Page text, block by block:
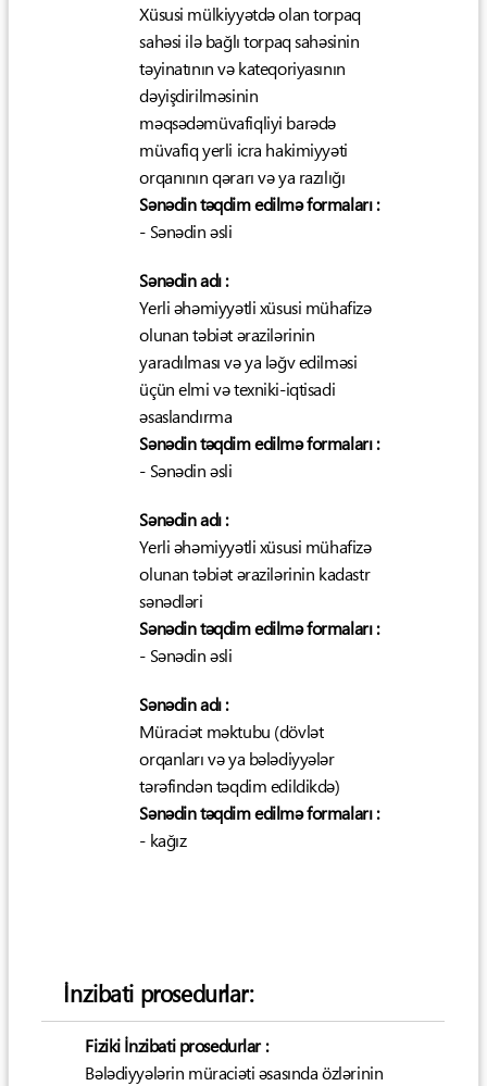
Xüsusi mülkiyyətdə olan torpaq
sahəsi ilə bağlı torpaq sahəsinin
təyinatının və kateqoriyasının
dəyişdirilməsinin
məqsədəmüvafiqliyi barədə
müvafiq yerli icra hakimiyyəti
orqanının qərarı və ya razılığı
Sənədin təqdim edilmə formaları :
- Sənədin əsli
Sənədin adı :
Yerli əhəmiyyətli xüsusi mühafizə
olunan təbiət ərazilərinin
yaradılması və ya ləğv edilməsi
üçün elmi və texniki-iqtisadi
əsaslandırma
Sənədin təqdim edilmə formaları :
- Sənədin əsli
Sənədin adı :
Yerli əhəmiyyətli xüsusi mühafizə
olunan təbiət ərazilərinin kadastr
sənədləri
Sənədin təqdim edilmə formaları :
- Sənədin əsli
Sənədin adı :
Müraciət məktubu (dövlət
orqanları və ya bələdiyyələr
tərəfindən təqdim edildikdə)
Sənədin təqdim edilmə formaları :
- kağız
İnzibati prosedurlar:
Fiziki İnzibati prosedurlar :
Bələdiyyələrin müraciəti əsasında özlərinin